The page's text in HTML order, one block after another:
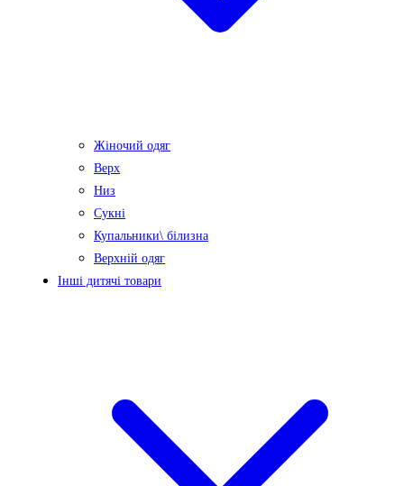
Жіночий одяг
Верх
Низ
Сукні
Купальники\ білизна
Верхній одяг
Інші дитячі товари